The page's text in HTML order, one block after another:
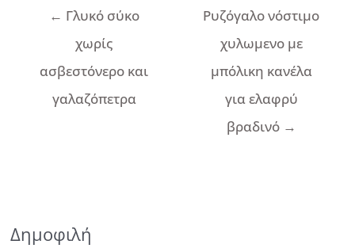
Πλοήγηση
← Γλυκό σύκο
χωρίς
ασβεστόνερο και
γαλαζόπετρα
Ρυζόγαλο νόστιμο
χυλωμενο με
μπόλικη κανέλα
για ελαφρύ
βραδινό →
Δημοφιλή